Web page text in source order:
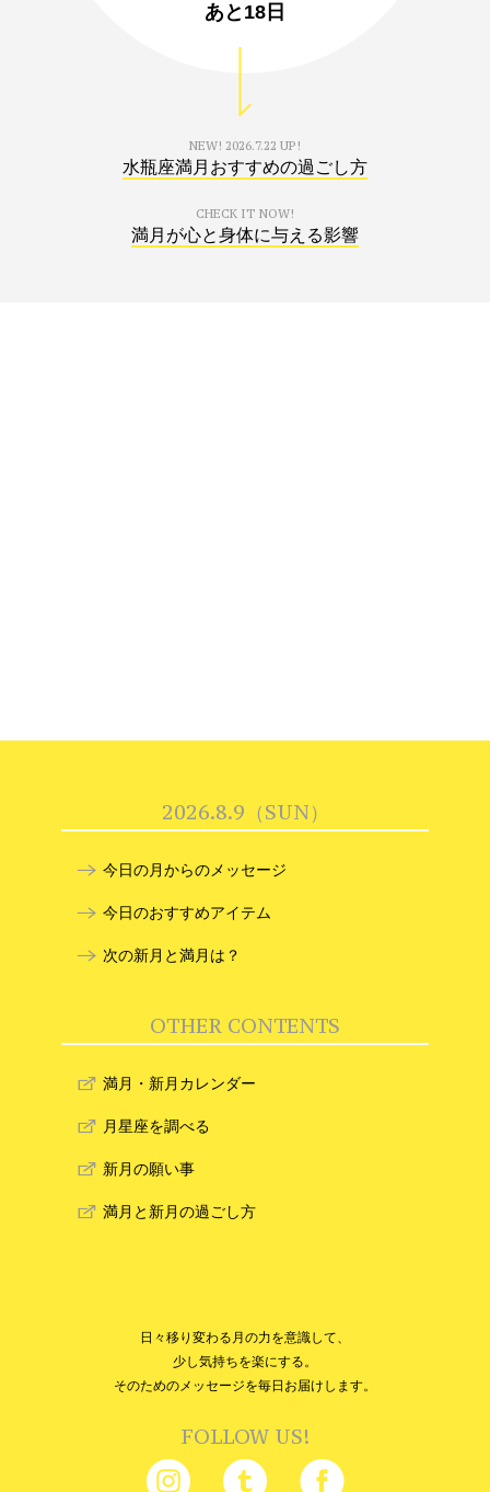
あと 18日
NEW! 2026.7.22 UP!
水瓶座満月おすすめの過ごし方
CHECK IT NOW!
満月が心と身体に与える影響
2026.8.9（SUN）
今日の月からのメッセージ
今日のおすすめアイテム
次の新月と満月は？
OTHER CONTENTS
満月・新月カレンダー
月星座を調べる
新月の願い事
満月と新月の過ごし方
日々移り変わる月の力を意識して、
少し気持ちを楽にする。
そのためのメッセージを毎日お届けします。
FOLLOW US!